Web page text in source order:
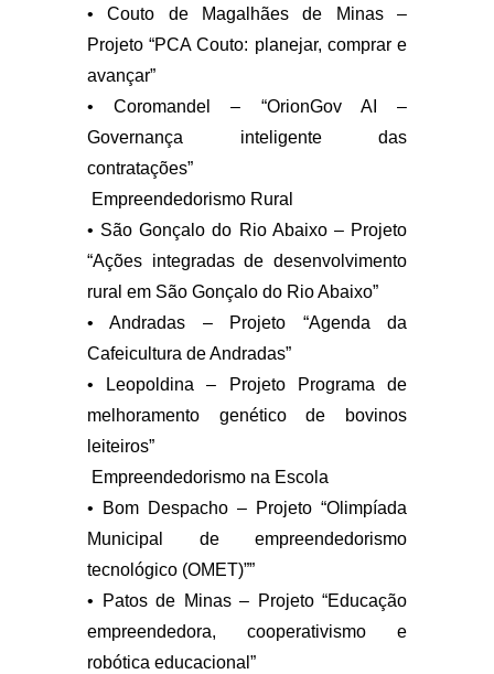
• Couto de Magalhães de Minas –
Projeto “PCA Couto: planejar, comprar e
avançar”
• Coromandel – “OrionGov AI –
Governança inteligente das
contratações”
Empreendedorismo Rural
• São Gonçalo do Rio Abaixo – Projeto
“Ações integradas de desenvolvimento
rural em São Gonçalo do Rio Abaixo”
• Andradas – Projeto “Agenda da
Cafeicultura de Andradas”
• Leopoldina – Projeto Programa de
melhoramento genético de bovinos
leiteiros”
Empreendedorismo na Escola
• Bom Despacho – Projeto “Olimpíada
Municipal de empreendedorismo
tecnológico (OMET)””
• Patos de Minas – Projeto “Educação
empreendedora, cooperativismo e
robótica educacional”